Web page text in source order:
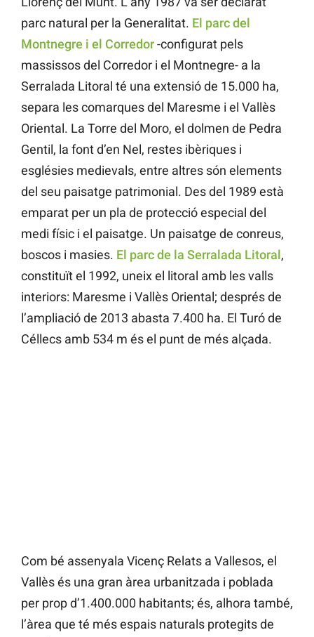
parc natural per la Generalitat. El parc del
Montnegre i el Corredor-configurat pels
massissos del Corredor i el Montnegre- a la
Serralada Litoral té una extensió de 15.000 ha,
separa les comarques del Maresme i el Vallès
Oriental. La Torre del Moro, el dolmen de Pedra
Gentil, la font d’en Nel, restes ibèriques i
esglésies medievals, entre altres són elements
del seu paisatge patrimonial. Des del 1989 està
emparat per un pla de protecció especial del
medi físic i el paisatge. Un paisatge de conreus,
boscos i masies. El parc de la Serralada Litoral,
constituït el 1992, uneix el litoral amb les valls
interiors: Maresme i Vallès Oriental; després de
l’ampliació de 2013 abasta 7.400 ha. El Turó de
Céllecs amb 534 m és el punt de més alçada.
Com bé assenyala Vicenç Relats a Vallesos, el
Vallès és una gran àrea urbanitzada i poblada
per prop d’1.400.000 habitants; és, alhora també,
l’àrea que té més espais naturals protegits de